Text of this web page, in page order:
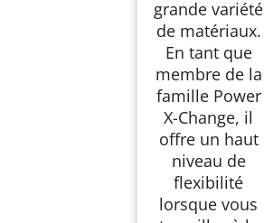
grande variété
de matériaux.
En tant que
membre de la
famille Power
X-Change, il
offre un haut
niveau de
flexibilité
lorsque vous